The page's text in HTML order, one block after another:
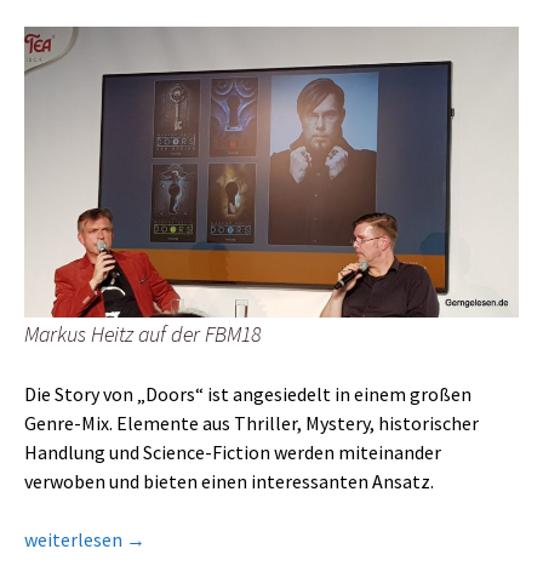
Markus Heitz auf der FBM18
Die Story von „Doors“ ist angesiedelt in einem großen
Genre-Mix. Elemente aus Thriller, Mystery, historischer
Handlung und Science-Fiction werden miteinander
verwoben und bieten einen interessanten Ansatz.
„Doors – Die erste Staffel“ von Markus Heitz
weiterlesen →